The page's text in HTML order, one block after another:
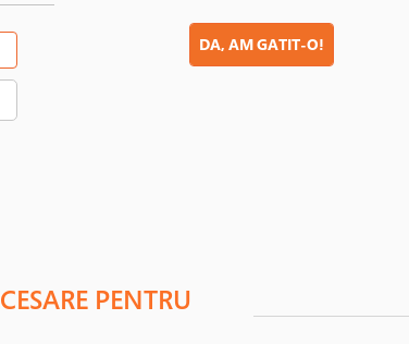
DA, AM GATIT-O!
PENTRU